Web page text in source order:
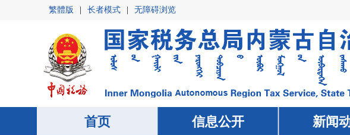
繁體版 长者模式 无障碍浏览
首页 信息公开 新闻
首页 信息公开 新闻